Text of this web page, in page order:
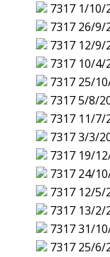
7317 1/10/
7317 26/9/
7317 12/9/
7317 10/4/
7317 25/
73175/8/
7317 11/7/
73173/3/
7317 19/
7317 24/
7317 12/5/
7317 13/2/
731731/
7317 25/6/